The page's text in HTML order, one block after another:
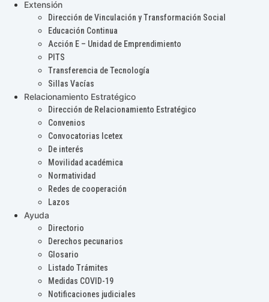
Extensión
Dirección de Vinculación y Transformación Social
Educación Continua
Acción E – Unidad de Emprendimiento
PITS
Transferencia de Tecnología
Sillas Vacías
Relacionamiento Estratégico
Dirección de Relacionamiento Estratégico
Convenios
Convocatorias Icetex
De interés
Movilidad académica
Normatividad
Redes de cooperación
Lazos
Ayuda
Directorio
Derechos pecunarios
Glosario
Listado Trámites
Medidas COVID-19
Notificaciones judiciales